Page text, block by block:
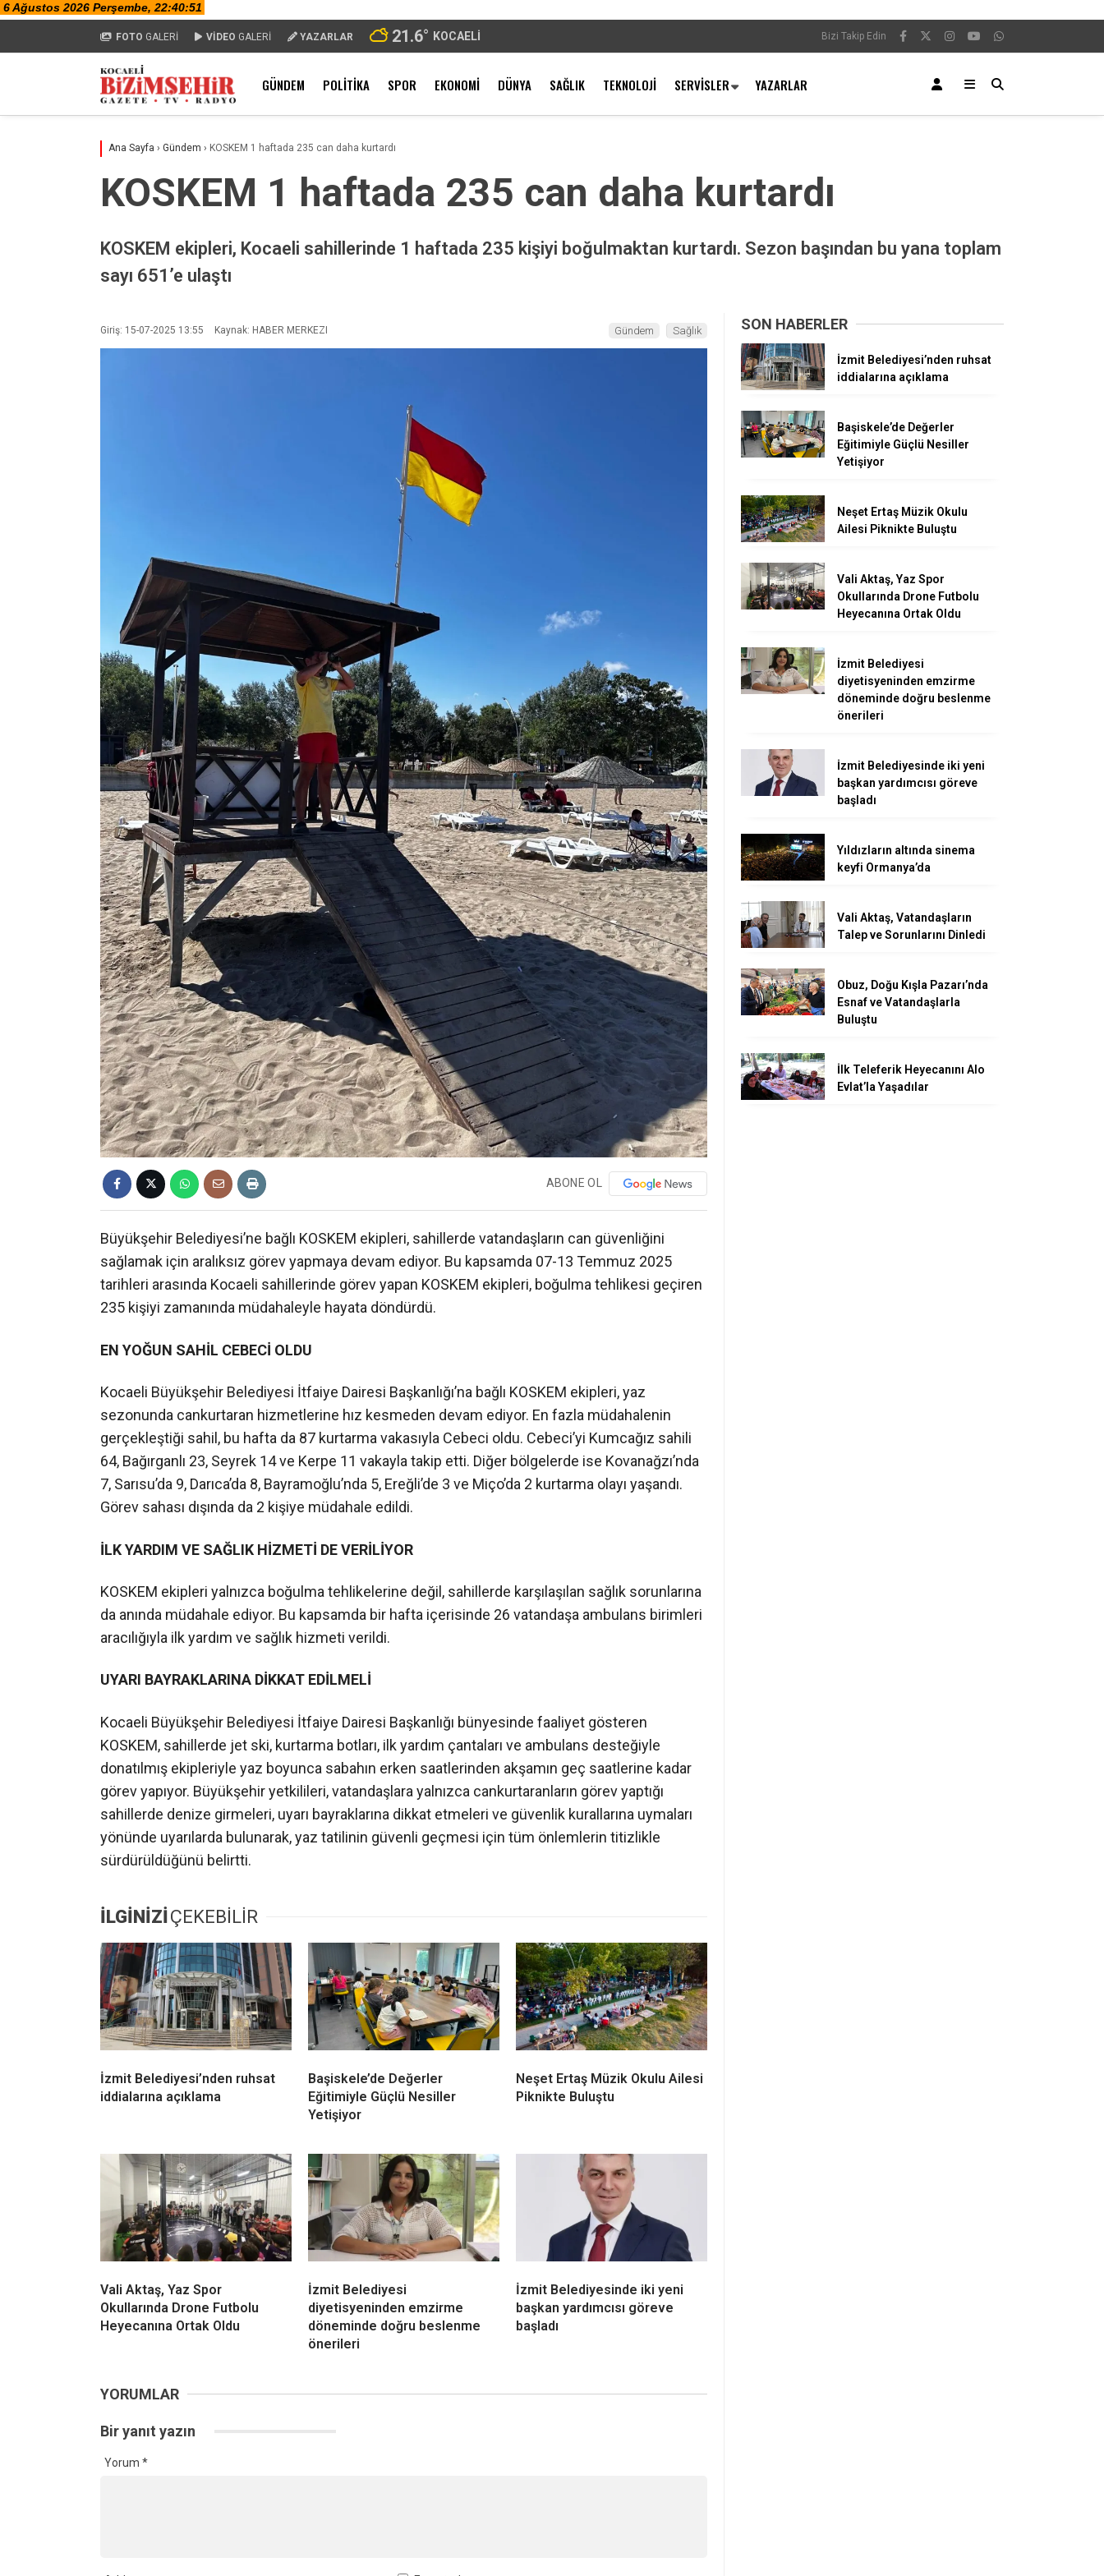
FOTO GALERİ VİDEO GALERİ YAZARLAR 21.6° KOCAELI Bizi Takip Edin
GÜNDEM POLITIKA SPOR EKONOMI DÜNYA SAĞLIK TEKNOLOJI SERVISLER YAZARLAR
Ana Sayfa › Gündem › KOSKEM 1 haftada 235 can daha kurtardı
KOSKEM 1 haftada 235 can daha kurtardı
KOSKEM ekipleri, Kocaeli sahillerinde 1 haftada 235 kişiyi boğulmaktan kurtardı. Sezon başından bu yana toplam
sayı 651’e ulaştı
Giriş: 15-07-2025 13:55 Kaynak: HABER MERKEZI Gündem Sağlık
ABONE OL
Büyükşehir Belediyesi’ne bağlı KOSKEM ekipleri, sahillerde vatandaşların can güvenliğini
sağlamak için aralıksız görev yapmaya devam ediyor. Bu kapsamda 07-13 Temmuz 2025
tarihleri arasında Kocaeli sahillerinde görev yapan KOSKEM ekipleri, boğulma tehlikesi geçiren
235 kişiyi zamanında müdahaleyle hayata döndürdü.
EN YOĞUN SAHİL CEBECİ OLDU
Kocaeli Büyükşehir Belediyesi İtfaiye Dairesi Başkanlığı’na bağlı KOSKEM ekipleri, yaz
sezonunda cankurtaran hizmetlerine hız kesmeden devam ediyor. En fazla müdahalenin
gerçekleştiği sahil, bu hafta da 87 kurtarma vakasıyla Cebeci oldu. Cebeci’yi Kumcağız sahili
64, Bağırganlı 23, Seyrek 14 ve Kerpe 11 vakayla takip etti. Diğer bölgelerde ise Kovanağzı’nda
7, Sarısu’da 9, Darıca’da 8, Bayramoğlu’nda 5, Ereğli’de 3 ve Miço’da 2 kurtarma olayı yaşandı.
Görev sahası dışında da 2 kişiye müdahale edildi.
İLK YARDIM VE SAĞLIK HİZMETİ DE VERİLİYOR
KOSKEM ekipleri yalnızca boğulma tehlikelerine değil, sahillerde karşılaşılan sağlık sorunlarına
da anında müdahale ediyor. Bu kapsamda bir hafta içerisinde 26 vatandaşa ambulans birimleri
aracılığıyla ilk yardım ve sağlık hizmeti verildi.
UYARI BAYRAKLARINA DİKKAT EDİLMELİ
Kocaeli Büyükşehir Belediyesi İtfaiye Dairesi Başkanlığı bünyesinde faaliyet gösteren
KOSKEM, sahillerde jet ski, kurtarma botları, ilk yardım çantaları ve ambulans desteğiyle
donatılmış ekipleriyle yaz boyunca sabahın erken saatlerinden akşamın geç saatlerine kadar
görev yapıyor. Büyükşehir yetkilileri, vatandaşlara yalnızca cankurtaranların görev yaptığı
sahillerde denize girmeleri, uyarı bayraklarına dikkat etmeleri ve güvenlik kurallarına uymaları
yönünde uyarılarda bulunarak, yaz tatilinin güvenli geçmesi için tüm önlemlerin titizlikle
sürdürüldüğünü belirtti.
İLGİNİZİÇEKEBİLİR
İzmit Belediyesi’nden ruhsat
iddialarına açıklama
Başiskele’de Değerler
Eğitimiyle Güçlü Nesiller
Yetişiyor
Neşet Ertaş Müzik Okulu Ailesi
Piknikte Buluştu
Vali Aktaş, Yaz Spor
Okullarında Drone Futbolu
Heyecanına Ortak Oldu
İzmit Belediyesi
diyetisyeninden emzirme
döneminde doğru beslenme
önerileri
İzmit Belediyesinde iki yeni
başkan yardımcısı göreve
başladı
YORUMLAR
Bir yanıt yazın
Yorum *
SON HABERLER
İzmit Belediyesi’nden ruhsat
iddialarına açıklama
Başiskele’de Değerler
Eğitimiyle Güçlü Nesiller
Yetişiyor
Neşet Ertaş Müzik Okulu
Ailesi Piknikte Buluştu
Vali Aktaş, Yaz Spor
Okullarında Drone Futbolu
Heyecanına Ortak Oldu
İzmit Belediyesi
diyetisyeninden emzirme
döneminde doğru beslenme
önerileri
İzmit Belediyesinde iki yeni
başkan yardımcısı göreve
başladı
Yıldızların altında sinema
keyfi Ormanya’da
Vali Aktaş, Vatandaşların
Talep ve Sorunlarını Dinledi
Obuz, Doğu Kışla Pazarı’nda
Esnaf ve Vatandaşlarla
Buluştu
İlk Teleferik Heyecanını Alo
Evlat’la Yaşadılar